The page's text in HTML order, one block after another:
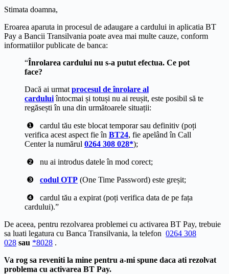
Stimata doamna,
Eroarea aparuta in procesul de adaugare a cardului in aplicatia BT
Pay a Bancii Transilvania poate avea mai multe cauze, conform
informatiilor publicate de banca:
“Înrolarea cardului nu s-a putut efectua. Ce pot
face?
Dacă ai urmat procesul de înrolare al
carduluiîntocmai și totuși nu ai reușit, este posibil să te
regăsești în una din următoarele situații:
❶⠀cardul tău este blocat temporar sau definitiv (poți
verifica acest aspect fie în BT24, fie apelând în Call
Center la numărul 0264 308 028*);
❷⠀nu ai introdus datele în mod corect;
❸⠀ codul OTP (One Time Password) este greșit;
❹⠀cardul tău a expirat (poți verifica data de pe fața
cardului).”
De aceea, pentru rezolvarea problemei cu activarea BT Pay, trebuie
sa luati legatura cu Banca Transilvania, la telefon 0264 308
028 sau *8028 .
Va rog sa reveniti la mine pentru a-mi spune daca ati rezolvat
problema cu activarea BT Pay.